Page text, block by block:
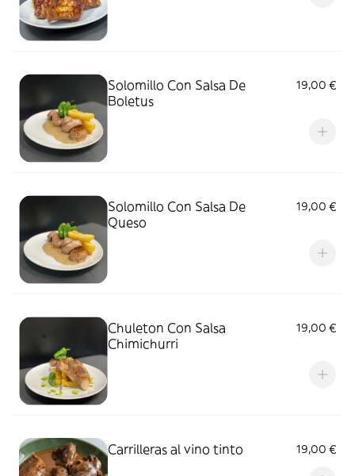
Solomillo Con Salsa De
Boletus
19,00 €
Solomillo Con Salsa De
Queso
19,00 €
Chuleton Con Salsa
Chimichurri
19,00 €
Carrilleras al vino tinto 19,00 €